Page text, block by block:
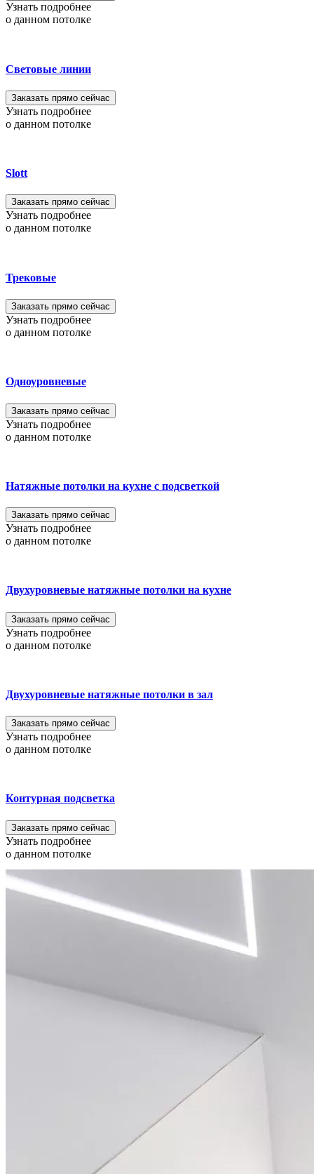
Узнать подробнее
о данном потолке
Световые линии
Заказать прямо сейчас
Узнать подробнее
о данном потолке
Slott
Заказать прямо сейчас
Узнать подробнее
о данном потолке
Трековые
Заказать прямо сейчас
Узнать подробнее
о данном потолке
Одноуровневые
Заказать прямо сейчас
Узнать подробнее
о данном потолке
Натяжные потолки на кухне с подсветкой
Заказать прямо сейчас
Узнать подробнее
о данном потолке
Двухуровневые натяжные потолки на кухне
Заказать прямо сейчас
Узнать подробнее
о данном потолке
Двухуровневые натяжные потолки в зал
Заказать прямо сейчас
Узнать подробнее
о данном потолке
Контурная подсветка
Заказать прямо сейчас
Узнать подробнее
о данном потолке